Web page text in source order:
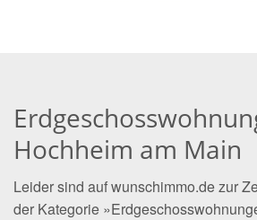
Hochheim am Main
Leider sind auf wunschimmo.de zur
der Kategorie